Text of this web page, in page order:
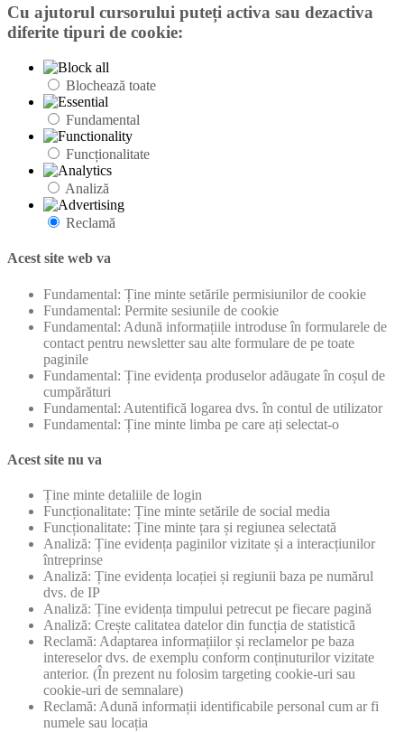
Cu ajutorul cursorului puteți activa sau dezactiva
diferite tipuri de cookie:
Blochează toate
Fundamental
Funcționalitate
Analiză
Reclamă
Acest site web va
Fundamental: Ține minte setările permisiunilor de cookie
Fundamental: Permite sesiunile de cookie
Fundamental: Adună informațiile introduse în formularele de
contact pentru newsletter sau alte formulare de pe toate
paginile
Fundamental: Ține evidența produselor adăugate în coșul de
cumpărături
Fundamental: Autentifică logarea dvs. în contul de utilizator
Fundamental: Ține minte limba pe care ați selectat-o
Acest site nu va
Ține minte detaliile de login
Funcționalitate: Ține minte setările de social media
Funcționalitate: Ține minte țara și regiunea selectată
Analiză: Ține evidența paginilor vizitate și a interacțiunilor
întreprinse
Analiză: Ține evidența locației și regiunii baza pe numărul
dvs. de IP
Analiză: Ține evidența timpului petrecut pe fiecare pagină
Analiză: Crește calitatea datelor din funcția de statistică
Reclamă: Adaptarea informațiilor și reclamelor pe baza
intereselor dvs. de exemplu conform conținuturilor vizitate
anterior. (În prezent nu folosim targeting cookie-uri sau
cookie-uri de semnalare)
Reclamă: Adună informații identificabile personal cum ar fi
numele sau locația